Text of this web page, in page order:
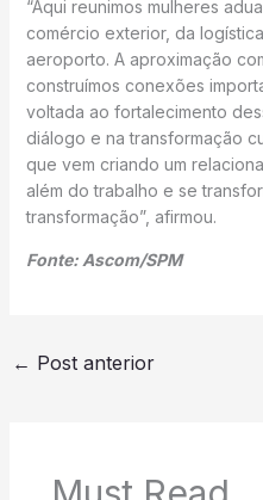
“Aqui reunimos mulheres
comércio exterior, da
aeroporto. A aproximação
construímos conexões
voltada ao fortalecimento
diálogo e na transformação
que vem criando um
além do trabalho e se
transformação”, afirmou.
Fonte: Ascom/SPM
← Post anterior